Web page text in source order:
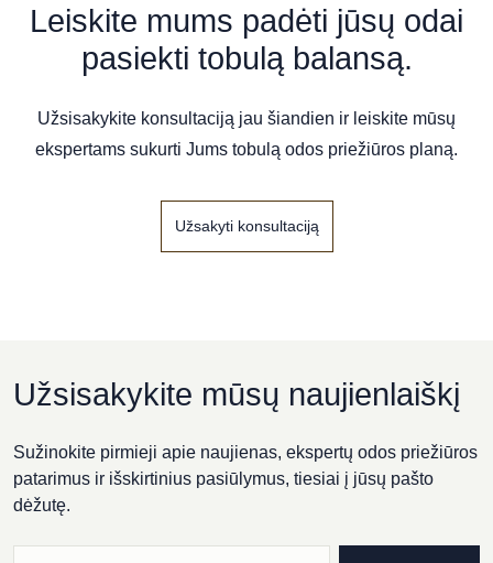
Hotel PACAI
„Holistinė kosmetologija“
Šv. Stepono g. 12, Vilnius
Leiskite mums padėti jūsų odai
pasiekti tobulą balansą.
Užsisakykite konsultaciją jau šiandien ir leiskite mūsų
ekspertams sukurti Jums tobulą odos priežiūros planą.
Užsakyti konsultaciją
Užsisakykite mūsų naujienlaiškį
Sužinokite pirmieji apie naujienas, ekspertų odos priežiūros
patarimus ir išskirtinius pasiūlymus, tiesiai į jūsų pašto
dėžutę.